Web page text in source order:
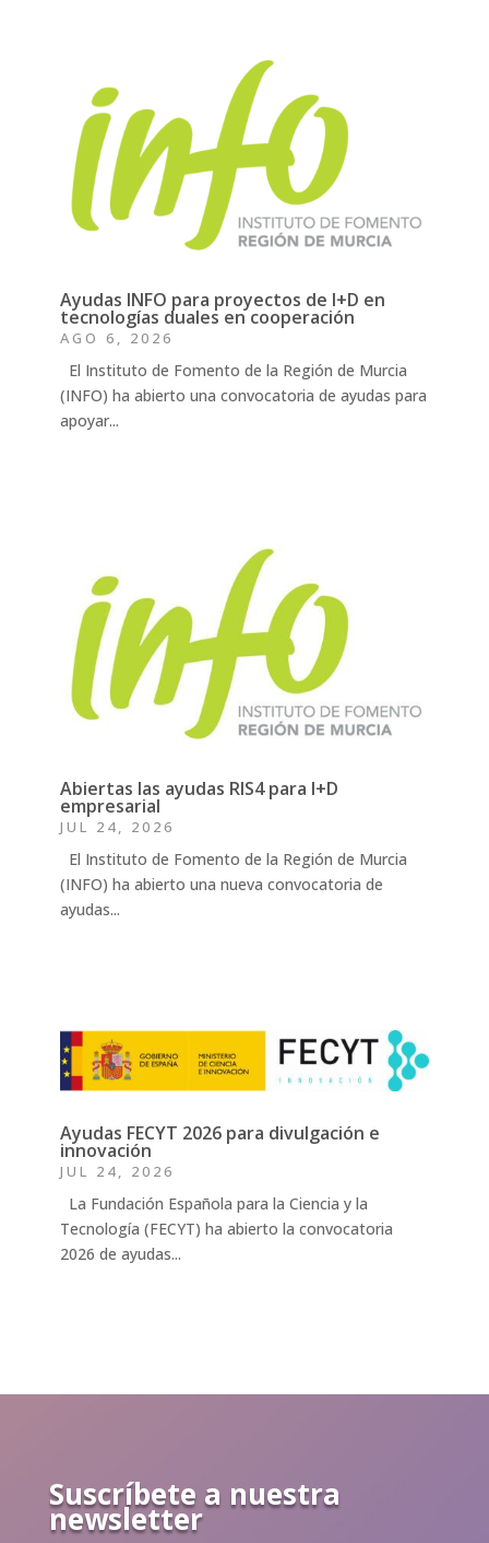
Ayudas INFO para proyectos de I+D en
tecnologías duales en cooperación
AGO 6, 2026
El Instituto de Fomento de la Región de Murcia
(INFO) ha abierto una convocatoria de ayudas para
apoyar...
Abiertas las ayudas RIS4 para I+D
empresarial
JUL 24, 2026
El Instituto de Fomento de la Región de Murcia
(INFO) ha abierto una nueva convocatoria de
ayudas...
Ayudas FECYT 2026 para divulgación e
innovación
JUL 24, 2026
La Fundación Española para la Ciencia y la
Tecnología (FECYT) ha abierto la convocatoria
2026 de ayudas...
Suscríbete a nuestra
newsletter